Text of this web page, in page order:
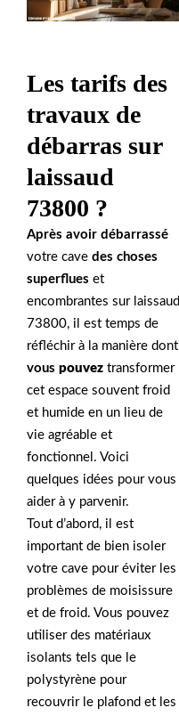
Les tarifs des
travaux de
débarras sur
laissaud
73800 ?
Après avoir débarrassé
votre cave des choses
superflues et
encombrantes sur laissaud
73800, il est temps de
réfléchir à la manière dont
vous pouvez transformer
cet espace souvent froid
et humide en un lieu de
vie agréable et
fonctionnel. Voici
quelques idées pour vous
aider à y parvenir.
Tout d’abord, il est
important de bien isoler
votre cave pour éviter les
problèmes de moisissure
et de froid. Vous pouvez
utiliser des matériaux
isolants tels que le
polystyrène pour
recouvrir le plafond et les